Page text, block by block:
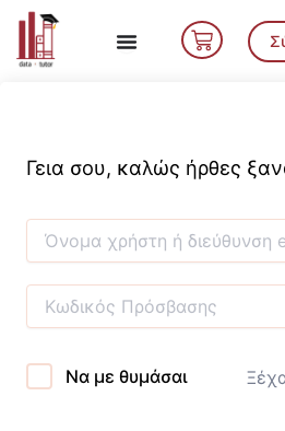
Μετάβαση
περιεχόμενο
Cart
Γεια σου, καλώς ήρθες
Να με θυμάσαι